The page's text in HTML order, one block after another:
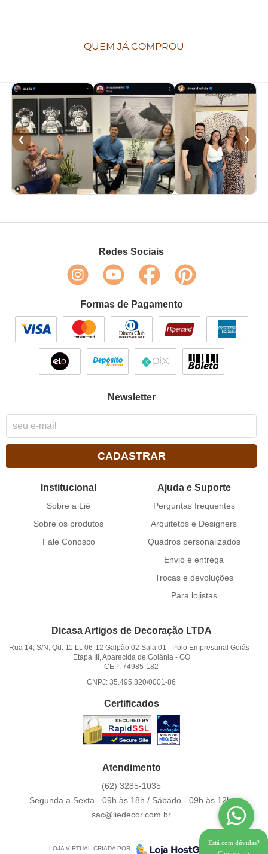
QUEM JÁ COMPROU
❮ ❯
Redes Sociais
Formas de Pagamento
Newsletter
CADASTRAR
Institucional
Sobre a Liê
Sobre os produtos
Fale Conosco
Ajuda e Suporte
Perguntas frequentes
Arquitetos e Designers
Quadros personalizados
Envio e entrega
Trocas e devoluções
Para lojistas
Dicasa Artigos de Decoração LTDA
Rua 14, S/N, Qd. 11 Lt. 06-12 Galpão 02 Sala 01 - Polo Empresarial Goiás -
Etapa III, Aparecida de Goiânia- GO
CEP: 74985-182
CNPJ: 35.495.820/0001-86
Certificados
Atendimento
(62) 3285-1035
Segunda a Sexta - 09h às 18h / Sábado - 09h às 12h.
sac@liedecor.com.br
LOJA VIRTUAL CRIADA POR
Está com dúvidas?